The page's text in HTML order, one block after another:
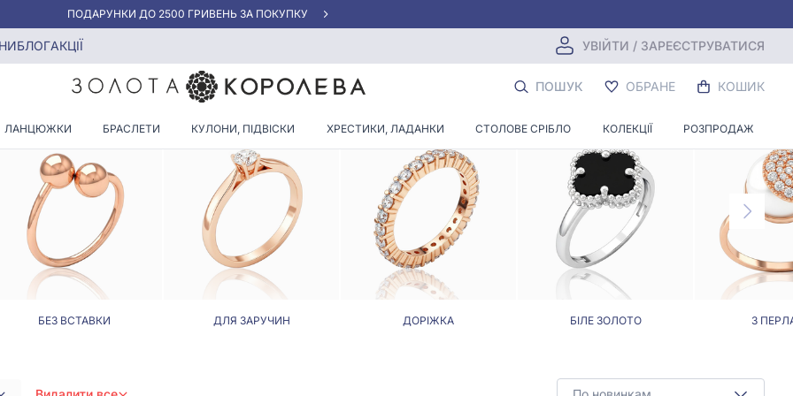
АКЦІЯ ДЛЯ КЛІЄНТІВ "НОВА ПОШТА"
БЛОГАКЦІЇ УВІЙТИ / ЗАРЕЄСТРУВАТИСЯ
ПОШУК ОБРАНЕ КОШИК
ЛАНЦЮЖКИ БРАСЛЕТИ КУЛОНИ, ПІДВІСКИ ХРЕСТИКИ, ЛАДАНКИ СТОЛОВЕ СРІБЛО КОЛЕКЦІЇ РОЗПРОДАЖ
ІМІТАЦІЯ ВЕЛИКОГО КАМЕНЮ
БЕЗ ВСТАВКИ ДЛЯ ЗАРУЧИН ДОРІЖКА БІЛЕ ЗОЛОТО З